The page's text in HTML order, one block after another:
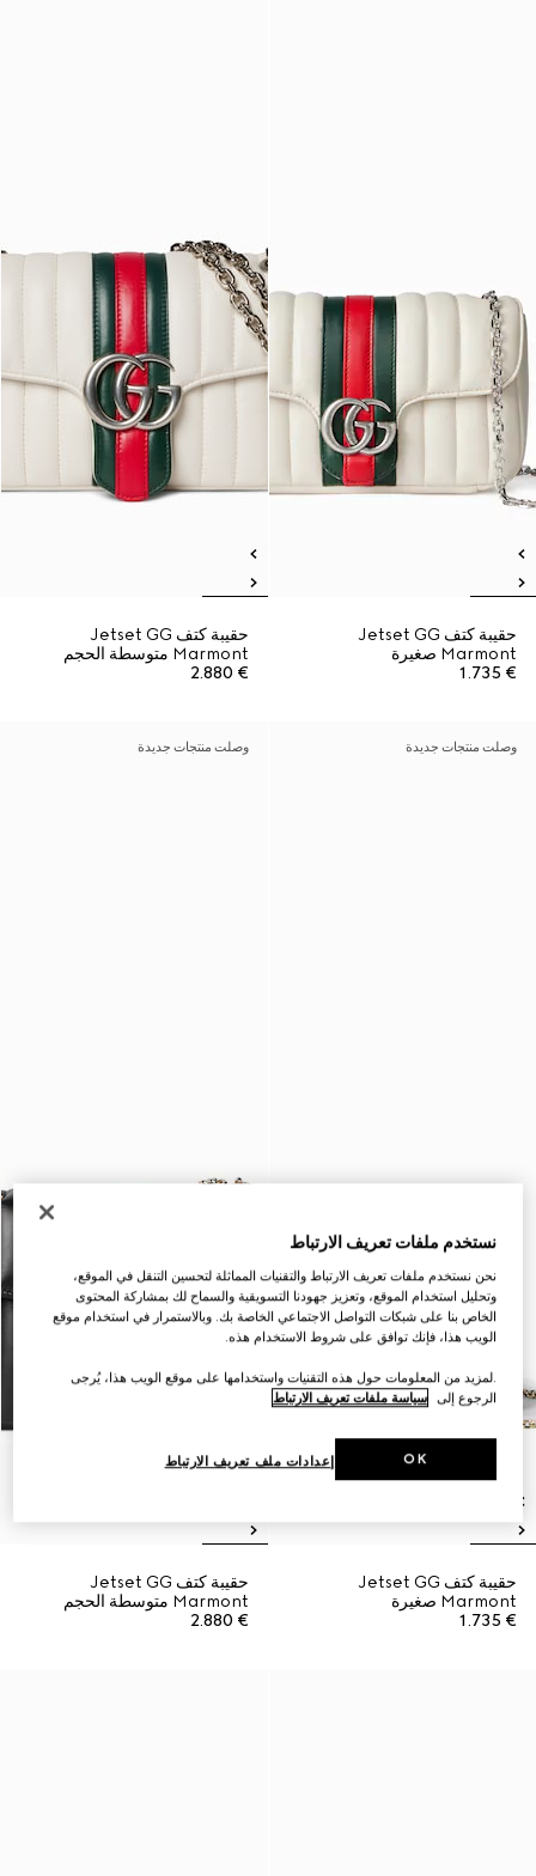
حقيبة كتف Jetset GG
Marmont صغيرة
€ 1.735
حقيبة كتف Jetset GG
Marmont متوسطة الحجم
€ 2.880
وصلت منتجات جديدة
حقيبة كتف Jetset GG
Marmont صغيرة
€ 1.735
وصلت منتجات جديدة
حقيبة كتف Jetset GG
Marmont متوسطة الحجم
€ 2.880
نستخدم ملفات تعريف الارتباط
نحن نستخدم ملفات تعريف الارتباط والتقنيات المماثلة لتحسين التنقل في الموقع،
وتحليل استخدام الموقع، وتعزيز جهودنا التسويقية والسماح لك بمشاركة المحتوى
الخاص بنا على شبكات التواصل الاجتماعي الخاصة بك. وبالاستمرار في استخدام موقع
الويب هذا، فإنك توافق على شروط الاستخدام هذه.
.لمزيد من المعلومات حول هذه التقنيات واستخدامها على موقع الويب هذا، يُرجى
الرجوع إلى سياسة ملفات تعريف الارتباط
إعدادات ملف تعريف الارتباط OK